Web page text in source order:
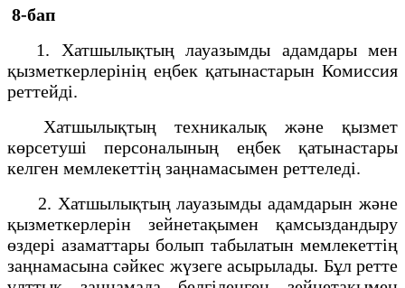
8-бап
1. Хатшылықтың лауазымды адамдары мен
қызметкерлерінің еңбек қатынастарын Комиссия
реттейді.
Хатшылықтың техникалық және қызмет
көрсетуші персоналының еңбек қатынастары
келген мемлекеттің заңнамасымен реттеледі.
2. Хатшылықтың лауазымды адамдарын және
қызметкерлерін зейнетақымен қамсыздандыру
өздері азаматтары болып табылатын мемлекеттің
заңнамасына сәйкес жүзеге асырылады. Бұл ретте